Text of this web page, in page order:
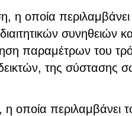
η οποία
συνηθειών
παραμέτρων του
της σύστασης
η οποία περιλαμβάνει